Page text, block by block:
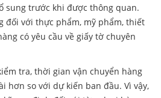
sung trước khi được thông quan.
đối với thực phẩm, mỹ phẩm, thiết
có yêu cầu về giấy tờ chuyên
tra, thời gian vận chuyển hàng
hơn so với dự kiến ban đầu. Vì vậy,